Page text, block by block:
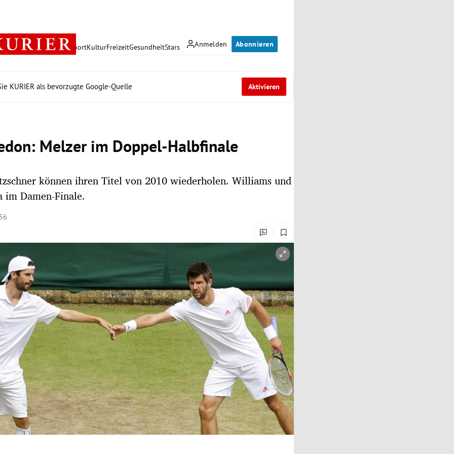
Anmelden Abonnieren
PolitikWirtschaft SportKulturFreizeitGesundheitStars
KURIER als bevorzugte Google-Quelle Aktivieren
Melzer im Doppel-Halbfinale
können ihren Titel von 2010 wiederholen. Williams und
im Damen-Finale.
öffnen/schließen